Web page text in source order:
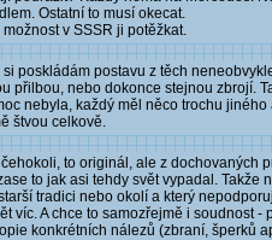
Ostatní to musí okecat.
v SSSR ji potěžkat.
poskládám postavu z těch
přilbou, nebo dokonce stejnou zbrojí.
nebyla, každý měl něco trochu
štvou celkově.
to originál, ale z
to jak asi tehdy svět vypadal.
tradici nebo okolí a který
víc. A chce to samozřejmě i soudnost
konkrétních nálezů (zbraní, šperků